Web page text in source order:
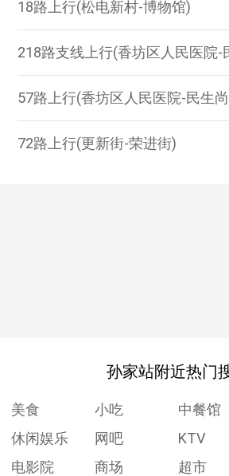
18路上行(松电新村-博物馆)
218路支线上行(香坊区人民医院-
57路上行(香坊区人民医院-民生
72路上行(更新街-荣进街)
孙家站附近热门
美食 小吃 中餐馆
休闲娱乐
网吧 KTV
电影院
商场 超市